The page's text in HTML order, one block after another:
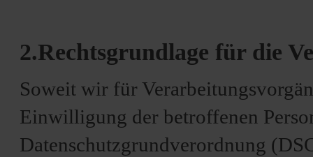
2.Rechtsgrundlage für die
Soweit wir für
Einwilligung der betroffenen
Datenschutzgrundverordnung